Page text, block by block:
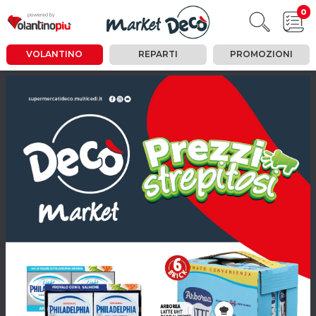
0
VOLANTINO REPARTI PROMOZIONI